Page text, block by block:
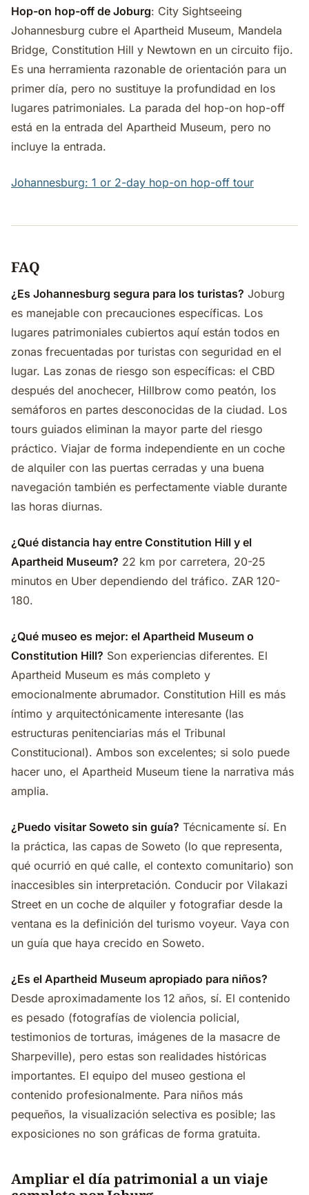
Hop-on hop-off de Joburg: City Sightseeing
Johannesburg cubre el Apartheid Museum, Mandela
Bridge, Constitution Hill y Newtown en un circuito fijo.
Es una herramienta razonable de orientación para un
primer día, pero no sustituye la profundidad en los
lugares patrimoniales. La parada del hop-on hop-off
está en la entrada del Apartheid Museum, pero no
incluye la entrada.
Johannesburg: 1 or 2-day hop-on hop-off tour
FAQ
¿Es Johannesburg segura para los turistas? Joburg
es manejable con precauciones específicas. Los
lugares patrimoniales cubiertos aquí están todos en
zonas frecuentadas por turistas con seguridad en el
lugar. Las zonas de riesgo son específicas: el CBD
después del anochecer, Hillbrow como peatón, los
semáforos en partes desconocidas de la ciudad. Los
tours guiados eliminan la mayor parte del riesgo
práctico. Viajar de forma independiente en un coche
de alquiler con las puertas cerradas y una buena
navegación también es perfectamente viable durante
las horas diurnas.
¿Qué distancia hay entre Constitution Hill y el
Apartheid Museum? 22 km por carretera, 20-25
minutos en Uber dependiendo del tráfico. ZAR 120-
180.
¿Qué museo es mejor: el Apartheid Museum o
Constitution Hill? Son experiencias diferentes. El
Apartheid Museum es más completo y
emocionalmente abrumador. Constitution Hill es más
íntimo y arquitectónicamente interesante (las
estructuras penitenciarias más el Tribunal
Constitucional). Ambos son excelentes; si solo puede
hacer uno, el Apartheid Museum tiene la narrativa más
amplia.
¿Puedo visitar Soweto sin guía? Técnicamente sí. En
la práctica, las capas de Soweto (lo que representa,
qué ocurrió en qué calle, el contexto comunitario) son
inaccesibles sin interpretación. Conducir por Vilakazi
Street en un coche de alquiler y fotografiar desde la
ventana es la definición del turismo voyeur. Vaya con
un guía que haya crecido en Soweto.
¿Es el Apartheid Museum apropiado para niños?
Desde aproximadamente los 12 años, sí. El contenido
es pesado (fotografías de violencia policial,
testimonios de torturas, imágenes de la masacre de
Sharpeville), pero estas son realidades históricas
importantes. El equipo del museo gestiona el
contenido profesionalmente. Para niños más
pequeños, la visualización selectiva es posible; las
exposiciones no son gráficas de forma gratuita.
Ampliar el día patrimonial a un viaje